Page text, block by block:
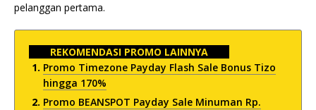
pelanggan pertama.
REKOMENDASI PROMO LAINNYA
Promo Timezone Payday Flash Sale Bonus Tizo
hingga 170%
Promo BEANSPOT Payday Sale Minuman Rp.